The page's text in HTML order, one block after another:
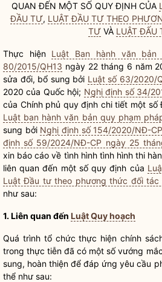
QUAN ĐẾN MỘT SỐ QUY ĐỊNH CỦA
ĐẦU TƯ, LUẬT ĐẦU TƯ THEO
TƯ VÀ LUẬT ĐẤU
Thực hiện Luật Ban hành văn
80/2015/QH13 ngày 22 tháng 6 năm
sửa đổi, bổ sung bởi Luật số 63/2020/
2020 của Quốc hội; Nghị định số 34/
của Chính phủ quy định chi tiết một
Luật ban hành văn bản quy phạm
sung bởi Nghị định số 154/2020/NĐ-CP
định số 59/2024/NĐ-CP ngày 25
xin báo cáo về tình hình tình hình thi
liên quan đến một số quy định của
Luật Đầu tư theo phương thức đối
như sau:
1. Liên quan đến Luật Quy hoạch
Quá trình tổ chức thực hiện chính
trong thực tiễn đã có một số vướng
sung, hoàn thiện để đáp ứng yêu cầu
thể như sau: